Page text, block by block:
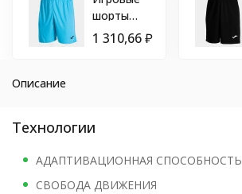
шорты
JOMA
NOBEL
1 310,66₽
Описание
Технологии
АДАПТИВАЦИОННАЯ СПОСОБНОСТЬ
СВОБОДА ДВИЖЕНИЯ